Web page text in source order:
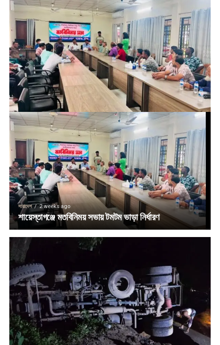
সারাদেশ 2 weeks ago
শায়েস্তাগঞ্জে মতবিনিময় সভায় টমটম ভাড়া নির্ধারণ